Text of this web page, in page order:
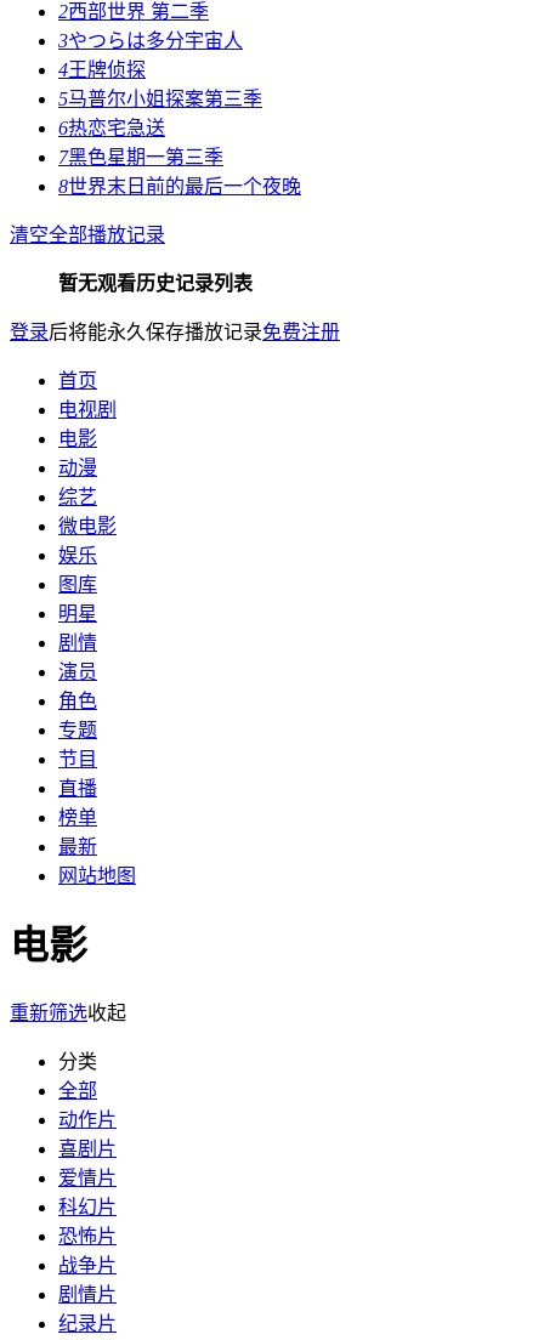
2西部世界 第二季
3やつらは多分宇宙人
4王牌侦探
5马普尔小姐探案第三季
6热恋宅急送
7黑色星期一第三季
8世界末日前的最后一个夜晚
清空全部播放记录
暂无观看历史记录列表
登录后将能永久保存播放记录免费注册
首页
电视剧
电影
动漫
综艺
微电影
娱乐
图库
明星
剧情
演员
角色
专题
节目
直播
榜单
最新
网站地图
电影
重新筛选收起
分类
全部
动作片
喜剧片
爱情片
科幻片
恐怖片
战争片
剧情片
纪录片